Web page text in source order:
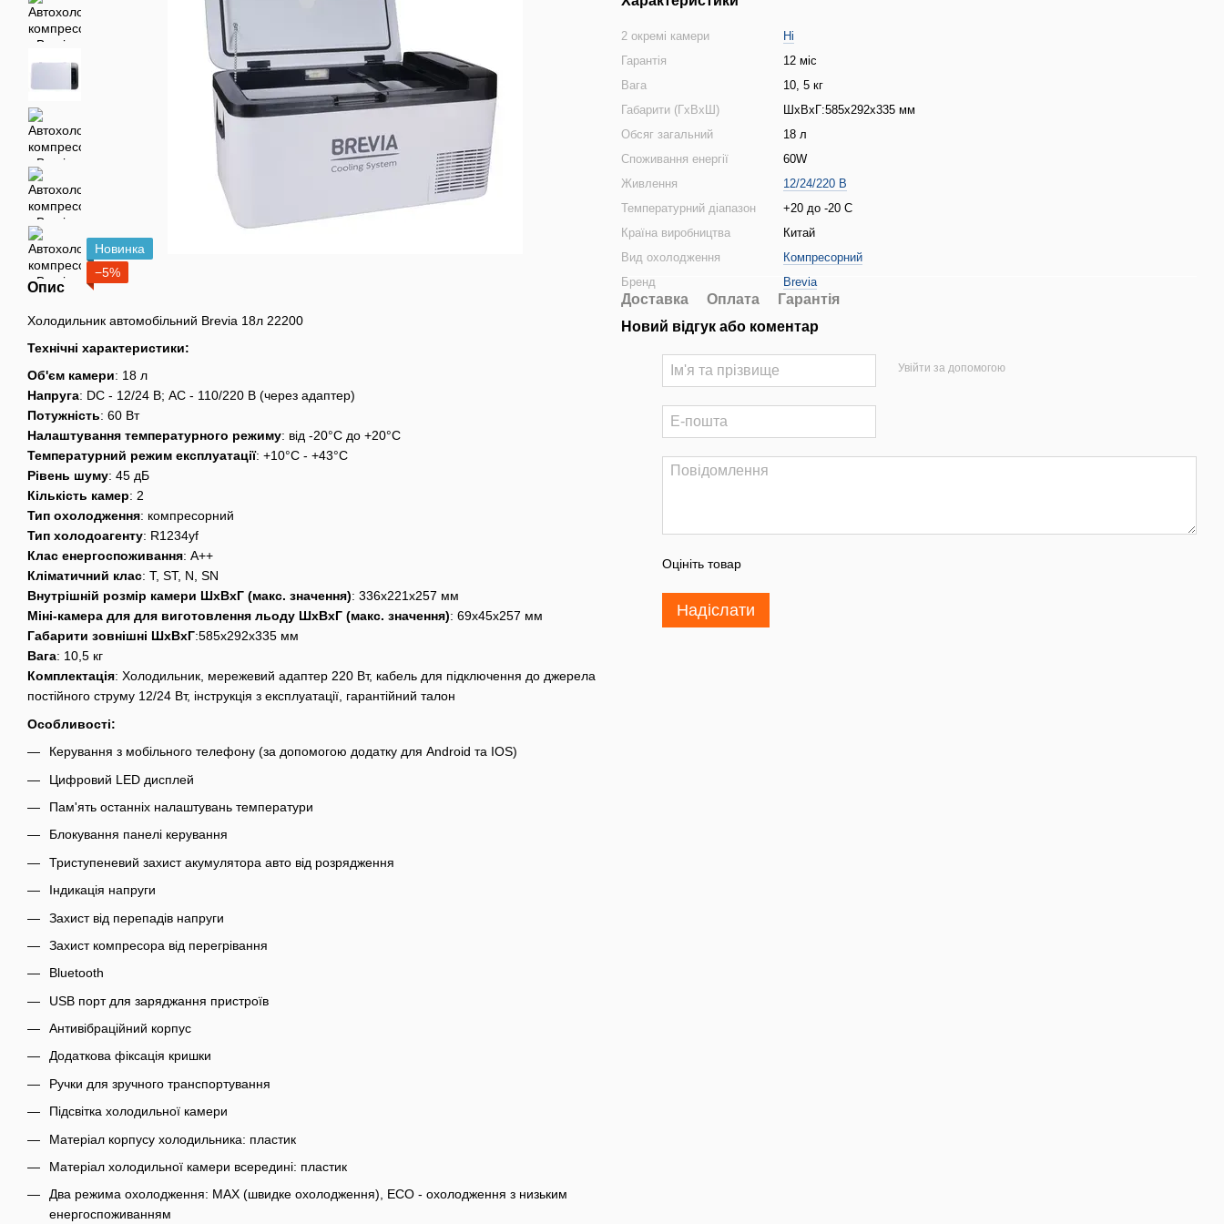
Новинка
−5%
Опис
Холодильник автомобільний Brevia 18л 22200
Технічні характеристики:
Об'єм камери: 18 л
Напруга: DC - 12/24 В; AC - 110/220 В (через адаптер)
Потужність: 60 Вт
Налаштування температурного режиму: від -20°C до +20°C
Температурний режим експлуатації: +10°C - +43°C
Рівень шуму: 45 дБ
Кількість камер: 2
Тип охолодження: компресорний
Тип холодоагенту: R1234yf
Клас енергоспоживання: А++
Кліматичний клас: T, ST, N, SN
Внутрішній розмір камери ШхВхГ (макс. значення): 336x221x257 мм
Міні-камера для для виготовлення льоду ШхВхГ (макс. значення): 69x45x257 мм
Габарити зовнішні ШхВхГ:585x292x335 мм
Вага: 10,5 кг
Комплектація: Холодильник, мережевий адаптер 220 Вт, кабель для підключення до джерела
постійного струму 12/24 Вт, інструкція з експлуатації, гарантійний талон
Особливості:
Керування з мобільного телефону (за допомогою додатку для Android та IOS)
Цифровий LED дисплей
Пам'ять останніх налаштувань температури
Блокування панелі керування
Триступеневий захист акумулятора авто від розрядження
Індикація напруги
Захист від перепадів напруги
Захист компресора від перегрівання
Bluetooth
USB порт для заряджання пристроїв
Антивібраційний корпус
Додаткова фіксація кришки
Ручки для зручного транспортування
Підсвітка холодильної камери
Матеріал корпусу холодильника: пластик
Матеріал холодильної камери всередині: пластик
Два режима охолодження: MAX (швидке охолодження), ECO - охолодження з низьким
енергоспоживанням
2 окремі камери
Ні
Гарантія
12 міс
Вага
10, 5 кг
Габарити (ГхВхШ)
ШхВхГ:585x292x335 мм
Обсяг загальний
18 л
Споживання енергії
60W
Живлення
12/24/220 В
Температурний діапазон
+20 до -20 С
Країна виробництва
Китай
Вид охолодження
Компресорний
Бренд
Brevia
Доставка Оплата
Гарантія
Новий відгук або коментар
Увійти за допомогою
Оцініть товар
Надіслати